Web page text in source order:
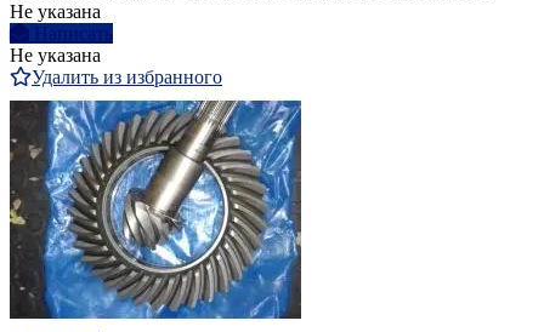
Не указана
Написать
Не указана
Удалить из избранного